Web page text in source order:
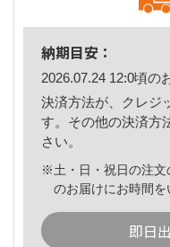
納期目安：
2026.07.24 12:0頃の
決済方法が、クレジ
す。その他の決済方
さい。
※土・日・祝日の注文
のお届けにお時間を
即日